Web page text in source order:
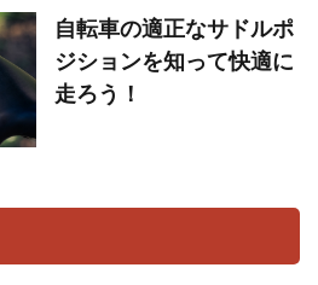
自転車の適正なサドルポ
ジションを知って快適に
走ろう！